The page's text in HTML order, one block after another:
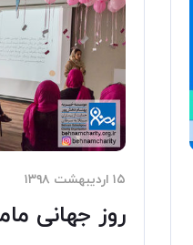
۱۵ اردیبهشت ۱۳۹۸
روز جهانی